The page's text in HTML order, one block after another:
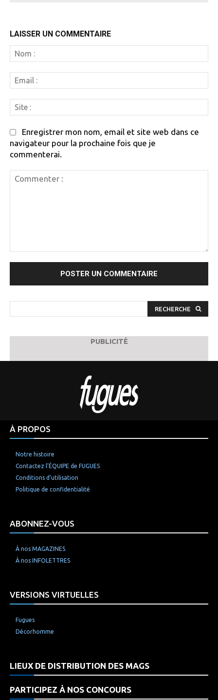
LAISSER UN COMMENTAIRE
:
:
:
Enregistrer mon nom, email et site web dans ce
navigateur pour la prochaine fois que je
commenterai.
RECHERCHE
PUBLICITÉ
À PROPOS
Notre histoire
Contactez l’ÉQUIPE de FUGUES
Conditions d’utilisation
Politique de confidentialité
ABONNEZ-VOUS
À nos MAGAZINES
À nos INFOLETTRES
VERSIONS VIRTUELLES
Fugues
Décorhomme
LIEUX DE DISTRIBUTION DES MAGS
PARTICIPEZ À NOS CONCOURS